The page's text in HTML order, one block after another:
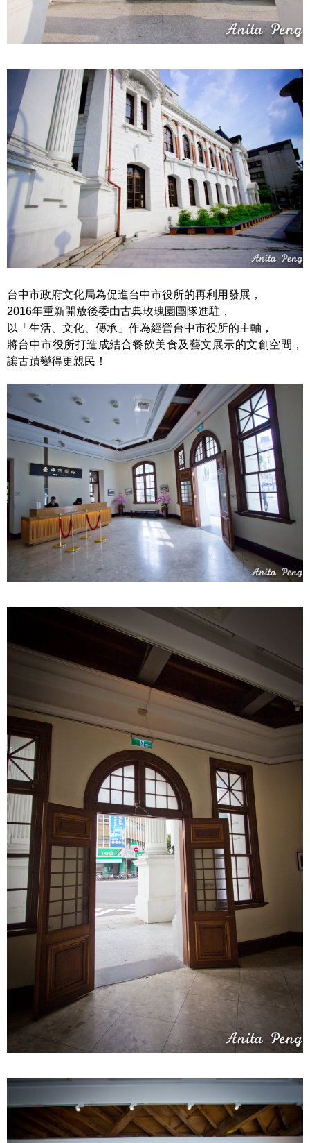
台中市政府文化局為促進台中市役所的再利用發展，
2016年重新開放後委由古典玫瑰園團隊進駐，
以「生活、文化、傳承」作為經營台中市役所的主軸，
將台中市役所打造成結合餐飲美食及藝文展示的文創空間，
讓古蹟變得更親民！